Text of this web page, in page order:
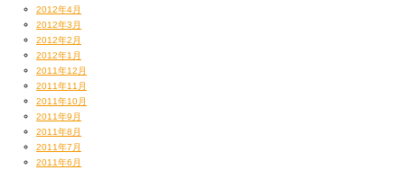
2012年4月
2012年3月
2012年2月
2012年1月
2011年12月
2011年11月
2011年10月
2011年9月
2011年8月
2011年7月
2011年6月